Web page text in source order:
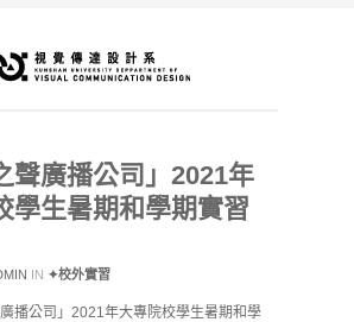
聲廣播公司」2021年
學生暑期和學期實習
IN ✦校外實習